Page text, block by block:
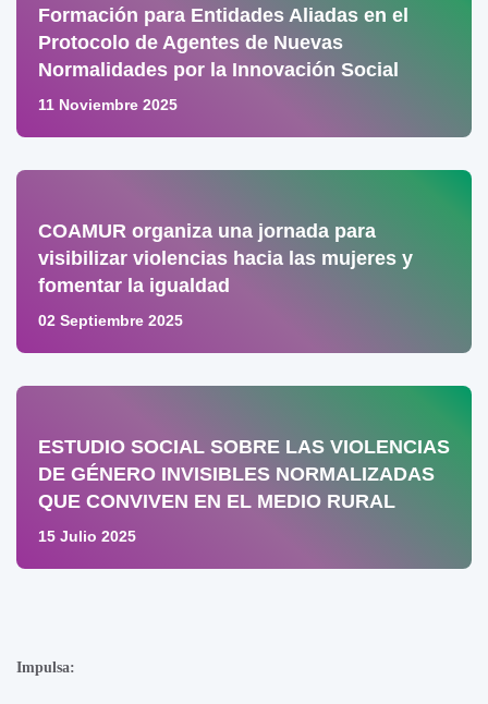
Formación para Entidades Aliadas en el
Protocolo de Agentes de Nuevas
Normalidades por la Innovación Social
11 Noviembre 2025
COAMUR organiza una jornada para
visibilizar violencias hacia las mujeres y
fomentar la igualdad
02 Septiembre 2025
ESTUDIO SOCIAL SOBRE LAS VIOLENCIAS
DE GÉNERO INVISIBLES NORMALIZADAS
QUE CONVIVEN EN EL MEDIO RURAL
15 Julio 2025
Impulsa: